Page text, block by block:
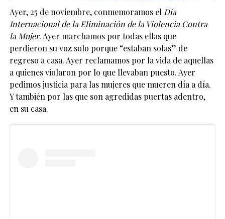
Ayer, 25 de noviembre, conmemoramos el Día
Internacional de la Eliminación de la Violencia Contra
la Mujer. Ayer marchamos por todas ellas que
perdieron su voz solo porque “estaban solas” de
regreso a casa. Ayer reclamamos por la vida de aquellas
a quienes violaron por lo que llevaban puesto. Ayer
pedimos justicia para las mujeres que mueren día a día.
Y también por las que son agredidas puertas adentro,
en su casa.